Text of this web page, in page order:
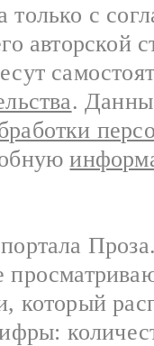
с
авторской
.
который